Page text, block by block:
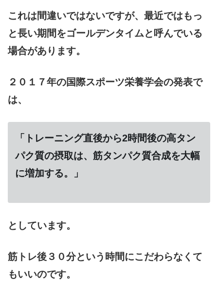
これは間違いではないですが、最近ではもっ
と長い期間をゴールデンタイムと呼んでいる
場合があります。
２０１７年の国際スポーツ栄養学会の発表で
は、
「トレーニング直後から2時間後の高タン
パク質の摂取は、筋タンパク質合成を大幅
に増加する。」
としています。
筋トレ後３０分という時間にこだわらなくて
もいいのです。